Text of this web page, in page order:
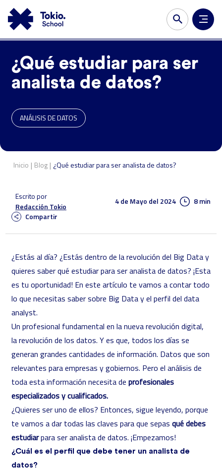
¿Qué estudiar para ser
analista de datos?
ANÁLISIS DE DATOS
Inicio | Blog | ¿Qué estudiar para ser analista de datos?
Escrito por
Redacción Tokio
4 de Mayo del 2024
8 min
Compartir
¿Estás al día? ¿Estás dentro de la revolución del Big Data y
quieres saber qué estudiar para ser analista de datos? ¡Esta
es tu oportunidad! En este artículo te vamos a contar todo
lo que necesitas saber sobre Big Data y el perfil del data
analyst.
Un profesional fundamental en la nueva revolución digital,
la revolución de los datos. Y es que, todos los días se
generan grandes cantidades de información. Datos que son
relevantes para empresas y gobiernos. Pero el análisis de
toda esta información necesita de profesionales
especializados y cualificados.
¿Quieres ser uno de ellos? Entonces, sigue leyendo, porque
te vamos a dar todas las claves para que sepas qué debes
estudiarpara ser analista de datos. ¡Empezamos!
¿Cuál es el perfil que debe tener un analista de
datos?